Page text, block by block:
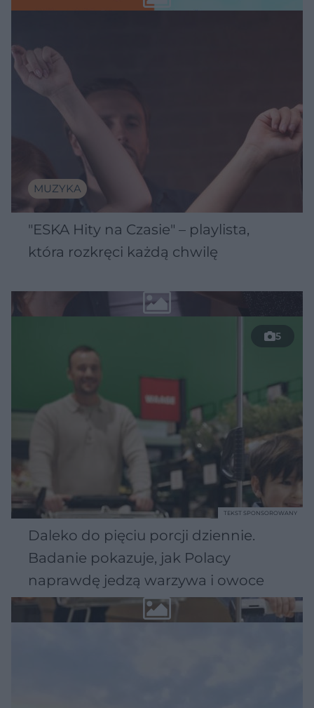
MUZYKA
"ESKA Hity na Czasie" – playlista,
która rozkręci każdą chwilę
5
Daleko do pięciu porcji dziennie.
Badanie pokazuje, jak Polacy
naprawdę jedzą warzywa i owoce
TEKST SPONSOROWANY